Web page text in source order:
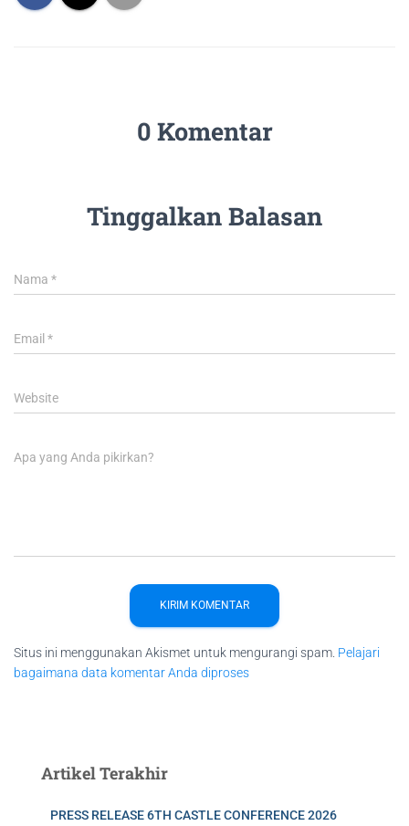
0 Komentar
Tinggalkan Balasan
Nama *
Email *
Website
Apa yang Anda pikirkan?
Situs ini menggunakan Akismet untuk mengurangi spam. Pelajari
bagaimana data komentar Anda diproses
Artikel Terakhir
PRESS RELEASE 6TH CASTLE CONFERENCE 2026